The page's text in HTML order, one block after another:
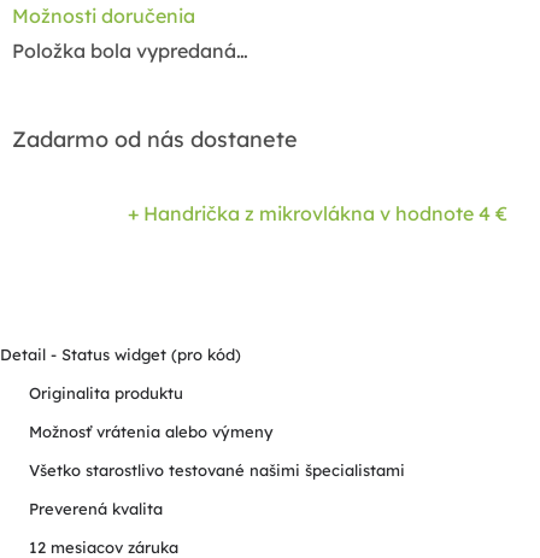
Možnosti doručenia
Položka bola vypredaná…
Zadarmo od nás dostanete
+ Handrička z mikrovlákna v hodnote 4 €
Detail - Status widget (pro kód)
Originalita produktu
Možnosť vrátenia alebo výmeny
Všetko starostlivo testované našimi špecialistami
Preverená kvalita
12 mesiacov záruka